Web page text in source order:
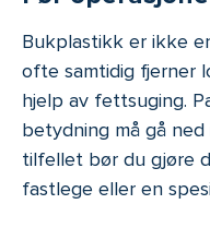
Bukplastikk er ikke
ofte samtidig fjerner
hjelp av fettsuging.
betydning må gå
tilfellet bør du gjøre
fastlege eller en